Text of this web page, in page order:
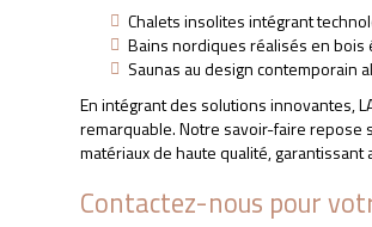
Chalets insolites intégrant
Bains nordiques réalisés en bois
Saunas au design contemporain
En intégrant des solutions innovantes,
remarquable. Notre savoir-faire
matériaux de haute qualité,
Contactez-nous pour